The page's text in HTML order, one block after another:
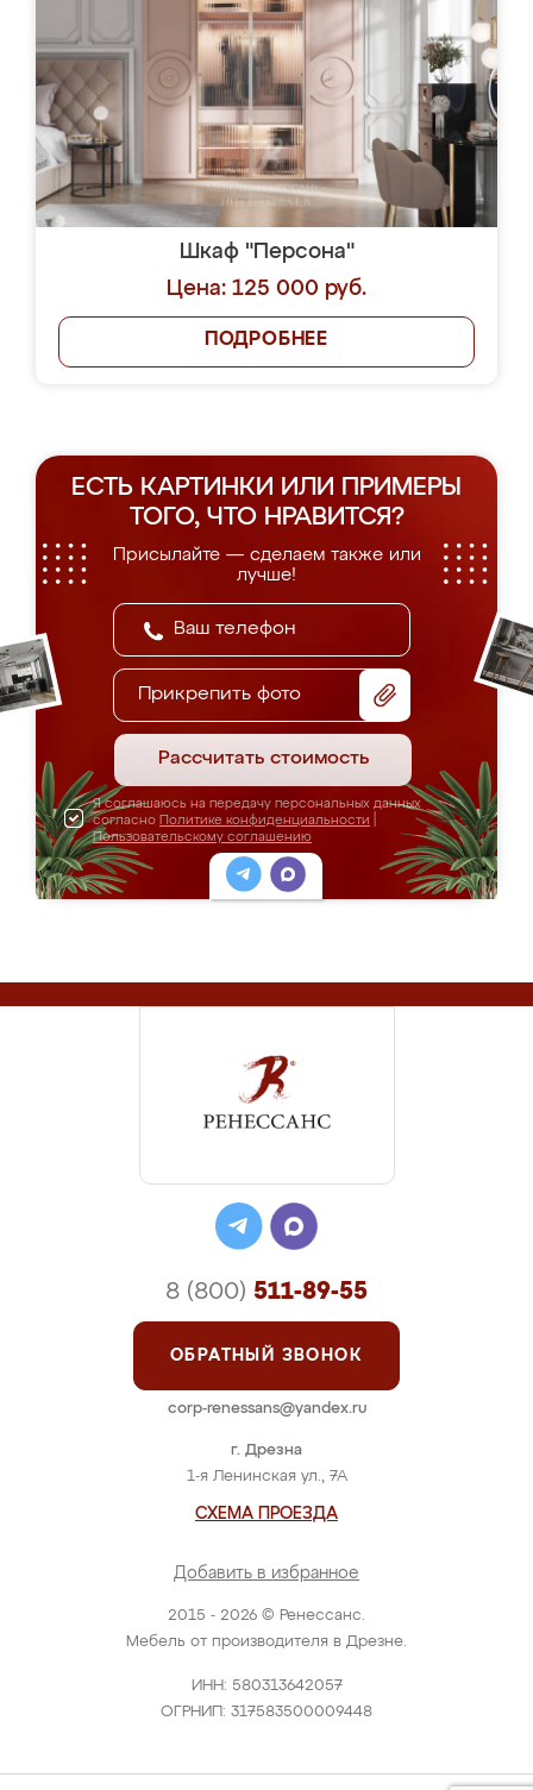
Шкаф "Персона"
Цена: 125 000 руб.
ПОДРОБНЕЕ
ЕСТЬ КАРТИНКИ ИЛИ ПРИМЕРЫ
ТОГО, ЧТО НРАВИТСЯ?
Присылайте — сделаем также или
лучше!
Прикрепить фото
Рассчитать стоимость
Я соглашаюсь на передачу персональных данных
согласно Политике конфиденциальности
Пользовательскому соглашению
2015 - 2026 © Ренессанс.
Мебель от производителя в Дрезне.
ИНН: 580313642057
ОГРНИП: 317583500009448
г. Дрезна
1-я Ленинская ул., 7А
СХЕМА ПРОЕЗДА
Добавить в избранное
8 (800) 511-89-55
ОБРАТНЫЙ ЗВОНОК
corp-renessans@yandex.ru